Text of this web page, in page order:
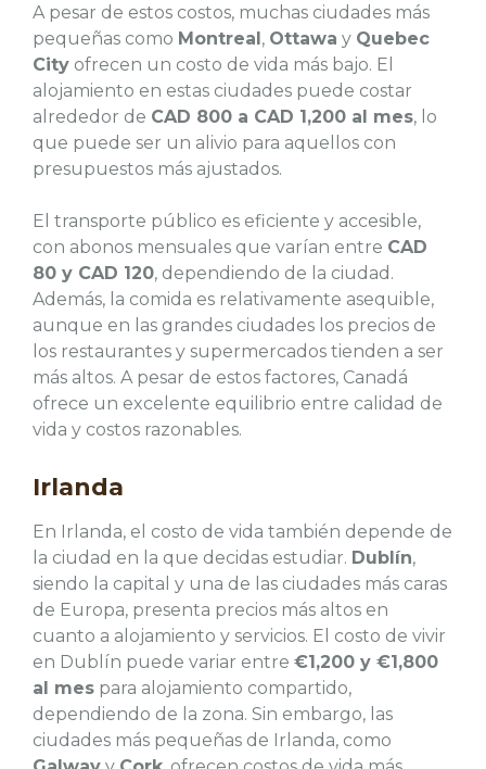
A pesar de estos costos, muchas ciudades más
pequeñas como Montreal, Ottawa y Quebec
City ofrecen un costo de vida más bajo. El
alojamiento en estas ciudades puede costar
alrededor de CAD 800 a CAD 1,200 al mes, lo
que puede ser un alivio para aquellos con
presupuestos más ajustados.
El transporte público es eficiente y accesible,
con abonos mensuales que varían entre CAD
80 y CAD 120, dependiendo de la ciudad.
Además, la comida es relativamente asequible,
aunque en las grandes ciudades los precios de
los restaurantes y supermercados tienden a ser
más altos. A pesar de estos factores, Canadá
ofrece un excelente equilibrio entre calidad de
vida y costos razonables.
Irlanda
En Irlanda, el costo de vida también depende de
la ciudad en la que decidas estudiar. Dublín,
siendo la capital y una de las ciudades más caras
de Europa, presenta precios más altos en
cuanto a alojamiento y servicios. El costo de vivir
en Dublín puede variar entre €1,200 y €1,800
al mes para alojamiento compartido,
dependiendo de la zona. Sin embargo, las
ciudades más pequeñas de Irlanda, como